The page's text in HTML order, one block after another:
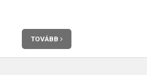
TOVÁBB